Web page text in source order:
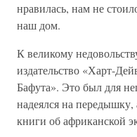
нравилась, нам не
наш дом.
К великому
издательство «Харт-
Бафута». Это был для
надеялся на передышку,
книги об африканской